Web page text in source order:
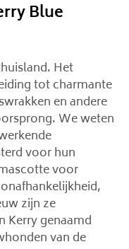
Blue
Het
tot charmante
en andere
We weten
voor hun
voor
zijn ze
Kerry genaamd
van de